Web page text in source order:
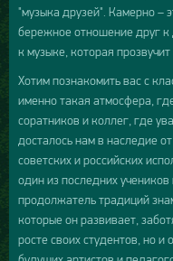
"музыка друзей". Камерно –
бережное отношение друг к
к музыке, которая
Хотим познакомить вас с
именно такая атмосфера,
соратников и коллег, где
досталось нам в наследие
советских и российских
один из последних
продолжатель традиций
которые он развивает,
росте своих студентов, но